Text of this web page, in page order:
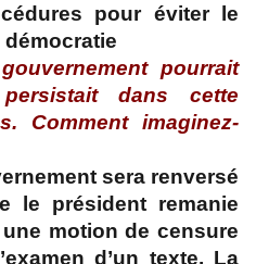
pour éviter le
démocratie
pourrait
dans cette
Comment imaginez-
sera renversé
le président remanie
motion de censure
d’un texte. La